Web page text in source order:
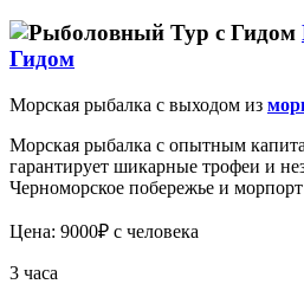
Гидом
Морская рыбалка с выходом из
Морская рыбалка с опытным
гарантирует шикарные трофеи и
Черноморское побережье и
Цена: 9000₽ с человека
3 часа